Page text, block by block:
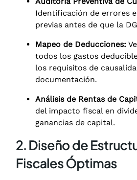
Identificación de errores
previas antes de que la
Mapeo de Deducciones:
todos los gastos
los requisitos de
documentación.
Análisis de Rentas de
del impacto fiscal en
ganancias de capital.
2. Diseño de
Fiscales Óptimas